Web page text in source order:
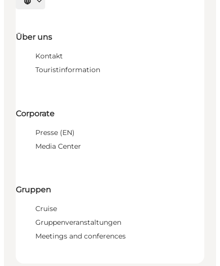
Sprache auswählen
Über uns
Kontakt
Touristinformation
Corporate
Presse (EN)
Media Center
Gruppen
Cruise
Gruppenveranstaltungen
Meetings and conferences